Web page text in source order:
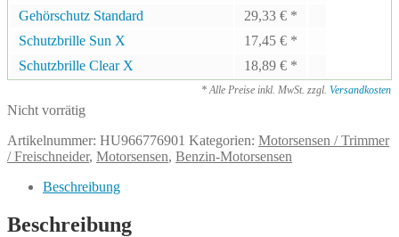
Gehörschutz Standard
29,33 € *
Schutzbrille Sun X
17,45 € *
Schutzbrille Clear X
18,89 € *
* Alle Preise inkl. MwSt. zzgl. Versandkosten
Nicht vorrätig
Artikelnummer: HU966776901 Kategorien: Motorsensen / Trimmer
/ Freischneider, Motorsensen, Benzin-Motorsensen
Beschreibung
Beschreibung